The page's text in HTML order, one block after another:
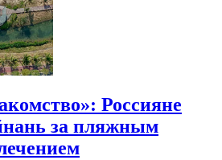
Россияне
за пляжным